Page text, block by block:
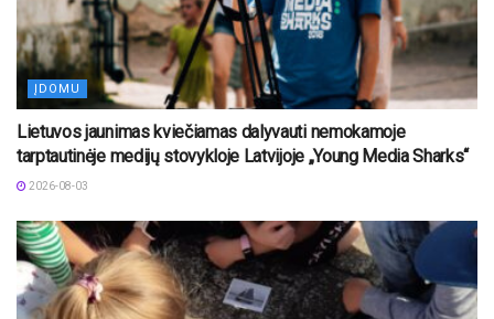
ĮDOMU
Lietuvos jaunimas kviečiamas dalyvauti nemokamoje
tarptautinėje medijų stovykloje Latvijoje „Young Media Sharks“
2026-08-03